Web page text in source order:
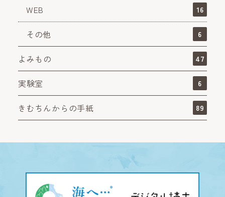
WEB 16
その他 6
よみもの 47
実験室 6
きむちんからの手紙 89